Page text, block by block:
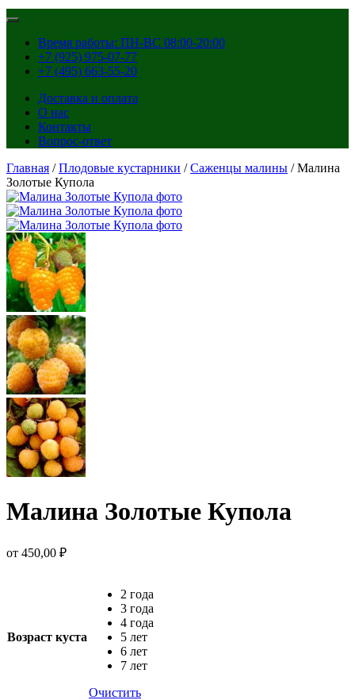
Время работы: ПН-ВС 08:00-20:00
+7 (925) 975-07-77
+7 (495) 663-55-20
Доставка и оплата
О нас
Контакты
Вопрос-ответ
Главная /Плодовые кустарники /Саженцы малины / Малина
Золотые Купола
Малина Золотые Купола
от 450,00 ₽
Возраст куста
2 года
3 года
4 года
5 лет
6 лет
7 лет
Очистить